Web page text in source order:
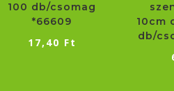
100 db/csomag
*66609
17,40 Ft
10cm
db/